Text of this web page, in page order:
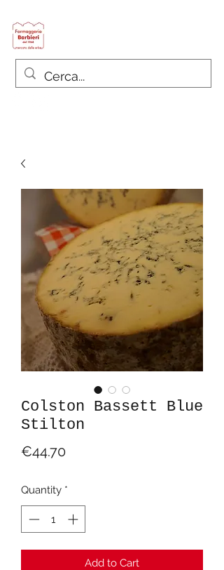
Colston Bassett Blue
Stilton
€44.70Price
Quantity *
Add to Cart